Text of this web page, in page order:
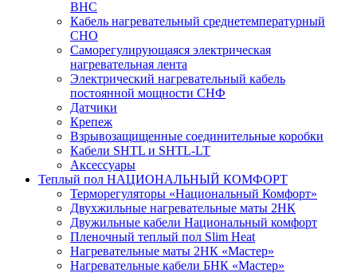
ВНС
Кабель нагревательный среднетемпературный
СНО
Саморегулирующаяся электрическая
нагревательная лента
Электрический нагревательный кабель
постоянной мощности СНФ
Датчики
Крепеж
Взрывозащищенные соединительные коробки
Кабели SHTL и SHTL-LT
Аксессуары
Теплый пол НАЦИОНАЛЬНЫЙ КОМФОРТ
Терморегуляторы «Национальный Комфорт»
Двухжильные нагревательные маты 2НК
Двужильные кабели Национальный комфорт
Пленочный теплый пол Slim Heat
Нагревательные маты 2НК «Мастер»
Нагревательные кабели БНК «Мастер»